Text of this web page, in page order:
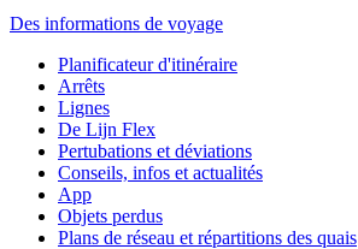
Des informations de voyage
Planificateur d'itinéraire
Arrêts
Lignes
De Lijn Flex
Pertubations et déviations
Conseils, infos et actualités
App
Objets perdus
Plans de réseau et répartitions des quais